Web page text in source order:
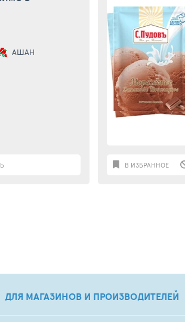
70 Г
АШАН
В ИЗБРАННОЕ
ДЛЯ МАГАЗИНОВ И ПРОИЗВОДИТЕЛЕЙ